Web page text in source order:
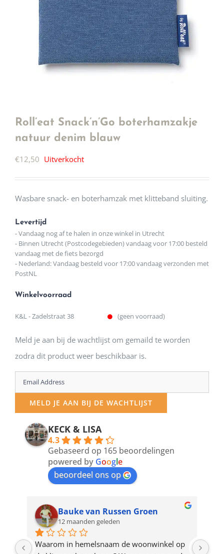
Roll’eat Snack’n’Go boterhamzakje
natuur denim blauw
€12,50 Uitverkocht
Wasbare snack- en boterhamzak met klitteband sluiting.
Levertijd
- Vandaag nog af te halen in onze winkel in Utrecht
- Binnen Utrecht (Postcodegebieden) vandaag voor 17:00 besteld
vandaag met de fiets bezorgd
- Nederland: Vandaag besteld voor 17:00 vandaag verzonden met
PostNL
Winkelvoorraad
K&L - Zadelstraat 38 (geen voorraad)
Meld je aan bij de wachtlijst om gemaild te worden
zodra dit product weer beschikbaar is.
Enter
your
email
address
product
MELD JE AAN BIJ DE WACHTLIJST
KECK & LISA
4.3
Gebaseerd op 165 beoordelingen
powered by Google
beoordeel ons op
Bauke van Russen Groen
12 maanden geleden
Waarom in hemelsnaam de woonwinkel op